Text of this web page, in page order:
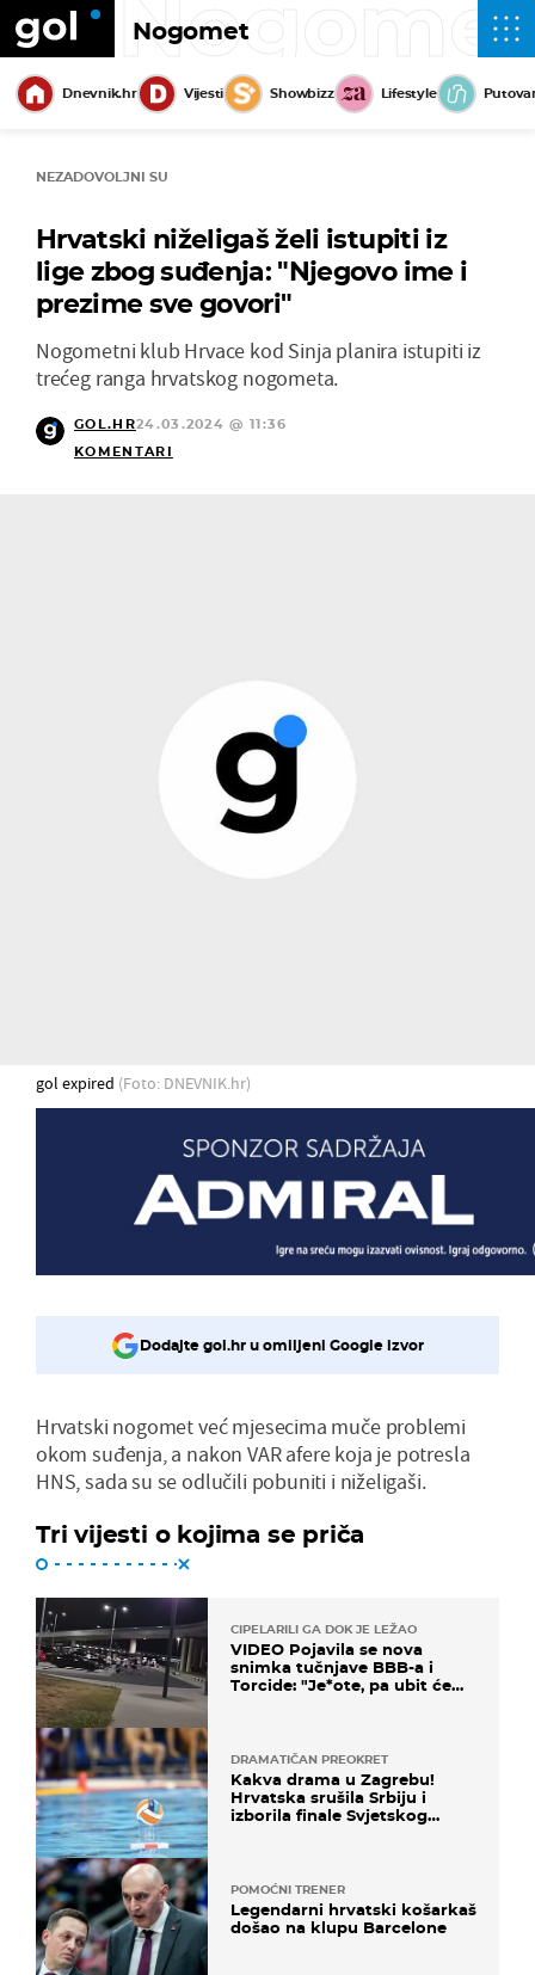
Nogomet
Dnevnik.hr Vijesti Showbizz Lifestyle
NEZADOVOLJNI SU
Hrvatski niželigaš želi istupiti iz
lige zbog suđenja: "Njegovo ime i
prezime sve govori"
Nogometni klub Hrvace kod Sinja planira istupiti iz
trećeg ranga hrvatskog nogometa.
GOL.HR24.03.2024 @ 11:36
KOMENTARI
gol expired (Foto: DNEVNIK.hr)
Dodajte gol.hr u omiljeni Google izvor
Hrvatski nogomet već mjesecima muče problemi
okom suđenja, a nakon VAR afere koja je potresla
HNS, sada su se odlučili pobuniti i niželigaši.
Tri vijesti o kojima se priča
CIPELARILI GA DOK JE LEŽAO
VIDEO Pojavila se nova
snimka tučnjave BBB-a i
Torcide: "Je*ote, pa ubit će
DRAMATIČAN PREOKRET
Kakva drama u Zagrebu!
Hrvatska srušila Srbiju i
izborila finale Svjetskog
POMOĆNI TRENER
Legendarni hrvatski košarkaš
došao na klupu Barcelone